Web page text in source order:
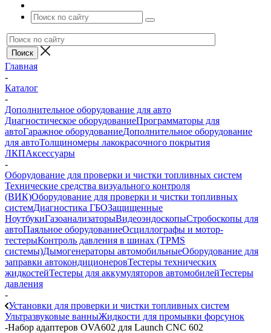
Главная
-
Каталог
-
Дополнительное оборудование для авто
Диагностическое оборудованиеПрограмматоры для
автоГаражное оборудованиеДополнительное оборудование
для автоТолщиномеры лакокрасочного покрытия
ЛКПАксессуары
-
Оборудование для проверки и чистки топливных систем
Технические средства визуального контроля
(ВИК)Оборудование для проверки и чистки топливных
системДиагностика ГБОЗащищенные
НоутбукиГазоанализаторыВидеоэндоскопыСтробоскопы для
автоПаяльное оборудованиеОсциллографы и мотор-
тестерыКонтроль давления в шинах (TPMS
системы)Дымогенераторы автомобильныеОборудование для
заправки автокондиционеровТестеры технических
жидкостейТестеры для аккумуляторов автомобилейТестеры
давления
-
Установки для проверки и чистки топливных систем
Ультразвуковые ванныЖидкости для промывки форсунок
-Набор адаптеров OVA602 для Launch CNC 602